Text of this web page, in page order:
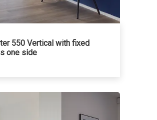
550 Vertical with fixed
one side